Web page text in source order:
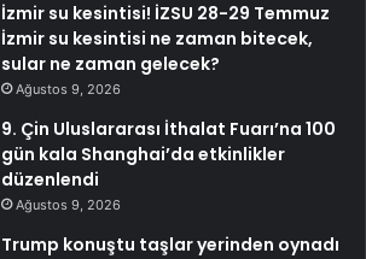
İzmir su kesintisi! İZSU 28-29 Temmuz
İzmir su kesintisi ne zaman bitecek,
sular ne zaman gelecek?
Ağustos 9, 2026
9. Çin Uluslararası İthalat Fuarı’na 100
gün kala Shanghai’da etkinlikler
düzenlendi
Ağustos 9, 2026
Trump konuştu taşlar yerinden oynadı